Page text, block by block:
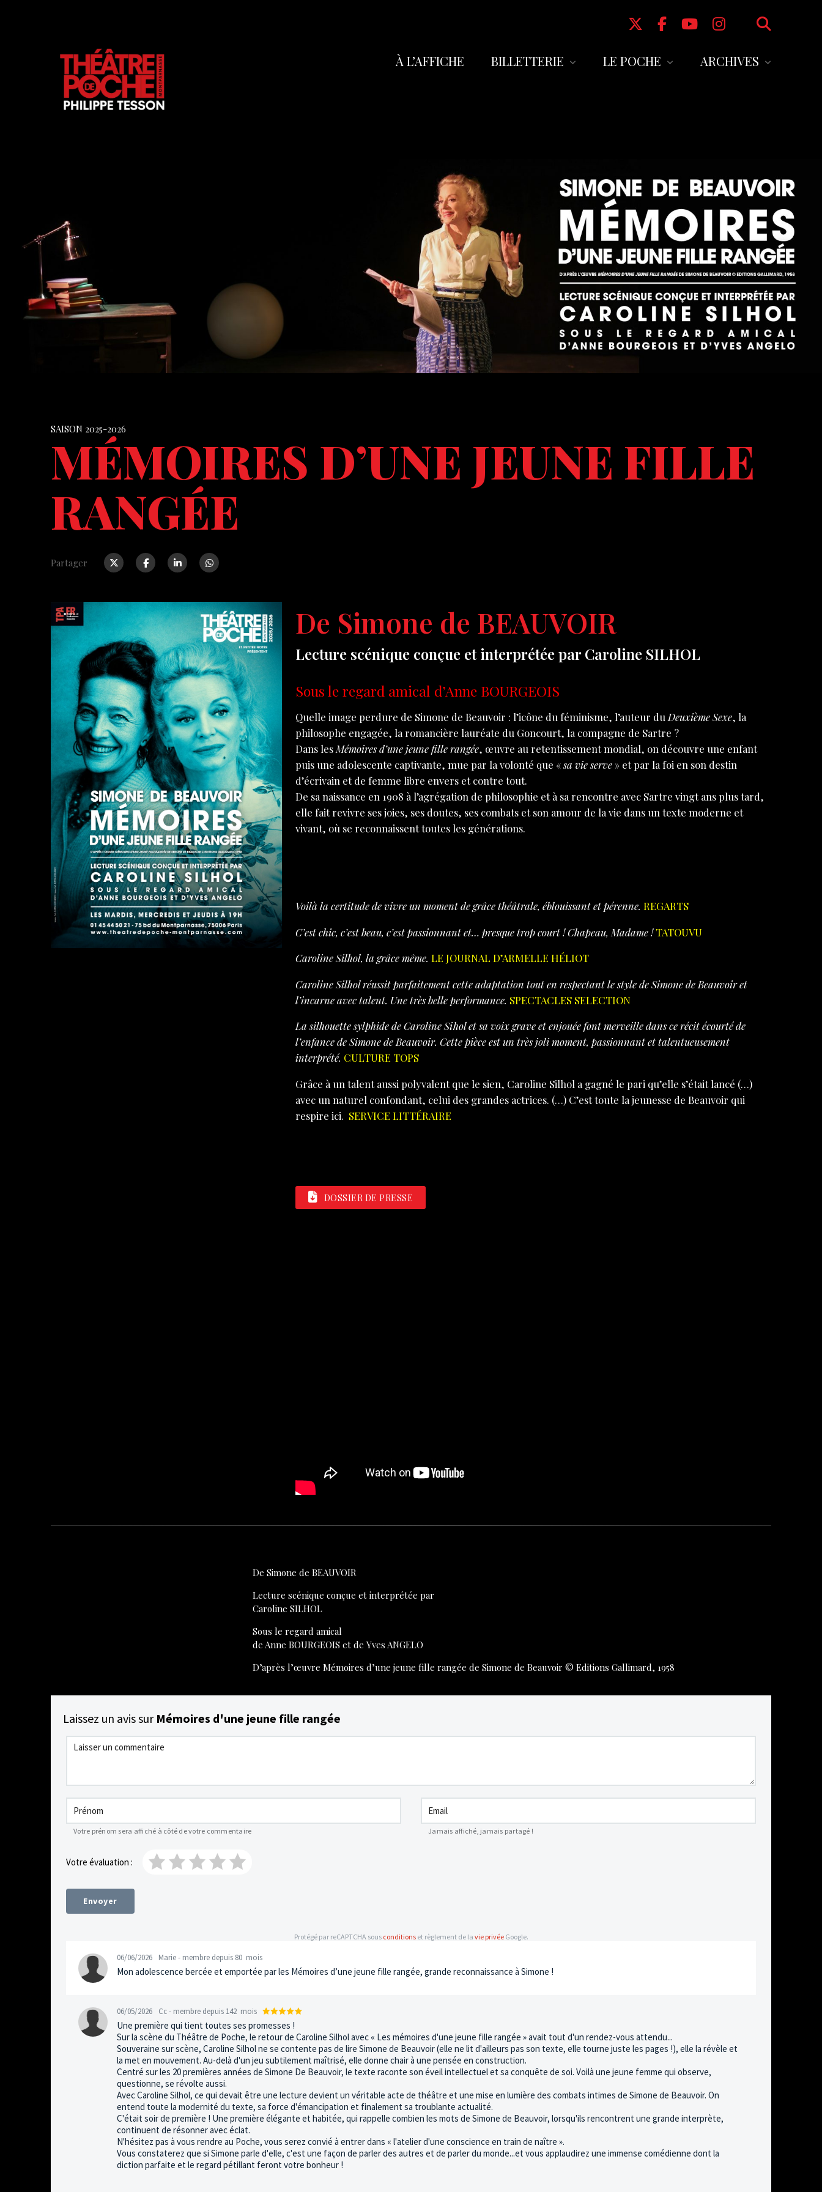
À L’AFFICHE BILLETTERIE LE POCHE
Partenaires
ARCHIVES
SAISON 2020-2021
Saisons antérieures à 2020
Le Poche de 1942 à 2013
SAISON 2025-2026
MÉMOIRES D’UNE JEUNE FILLE
RANGÉE
Partager
De Simone de BEAUVOIR
Lecture scénique conçue et interprétée par Caroline SILHOL
Sous le regard amical d’Anne BOURGEOIS
Quelle image perdure de Simone de Beauvoir : l’icône du féminisme, l’auteur du Deuxième Sexe, la
philosophe engagée, la romancière lauréate du Goncourt, la compagne de Sartre ?
Dans les Mémoires d’une jeune fille rangée, œuvre au retentissement mondial, on découvre une enfant
puis une adolescente captivante, mue par la volonté que «sa vie serve » et par la foi en son destin
d’écrivain et de femme libre envers et contre tout.
De sa naissance en 1908 à l’agrégation de philosophie et à sa rencontre avec Sartre vingt ans plus tard,
elle fait revivre ses joies, ses doutes, ses combats et son amour de la vie dans un texte moderne et
vivant, où se reconnaissent toutes les générations.
Voilà la certitude de vivre un moment de grâce théâtrale, éblouissant et pérenne. REGARTS
C’est chic, c’est beau, c’est passionnant et… presque trop court ! Chapeau, Madame !TATOUVU
Caroline Silhol, la grâce même. LE JOURNAL D’ARMELLE HÉLIOT
Caroline Silhol réussit parfaitement cette adaptation tout en respectant le style de Simone de Beauvoir et
l’incarne avec talent. Une très belle performance. SPECTACLES SELECTION
La silhouette sylphide de Caroline Sihol et sa voix grave et enjouée font merveille dans ce récit écourté de
l’enfance de Simone de Beauvoir. Cette pièce est un très joli moment, passionnant et talentueusement
interprété. CULTURE TOPS
Grâce à un talent aussi polyvalent que le sien, Caroline Silhol a gagné le pari qu’elle s’était lancé (…)
avec un naturel confondant, celui des grandes actrices. (…) C’est toute la jeunesse de Beauvoir qui
respire ici. SERVICE LITTÉRAIRE
DOSSIER DE PRESSE
De Simone de BEAUVOIR
Lecture scénique conçue et interprétée par
Caroline SILHOL
Sous le regard amical
de Anne BOURGEOIS et de Yves ANGELO
D’après l’œuvre Mémoires d’une jeune fille rangée de Simone de Beauvoir © Editions Gallimard, 1958